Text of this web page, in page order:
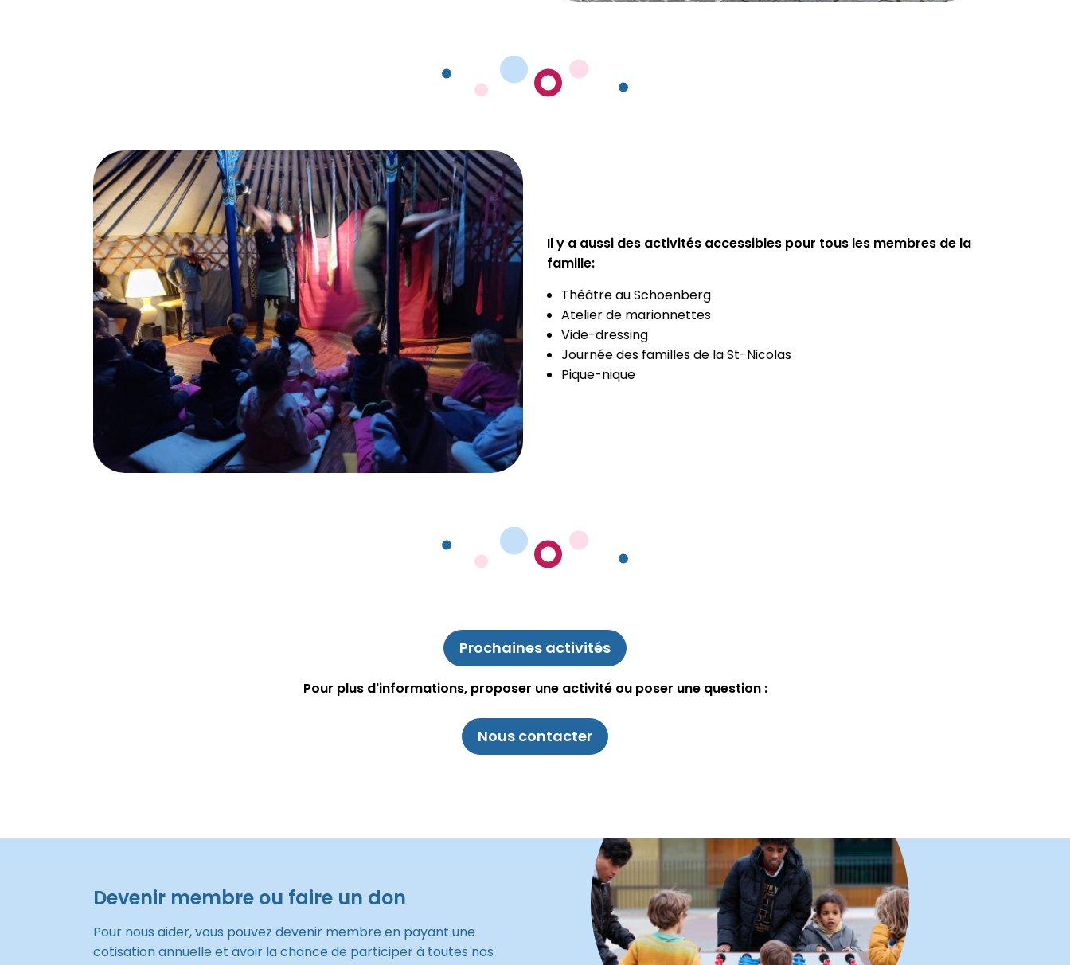
Il y a aussi des activités accessibles pour tous les membres de la
famille:
Théâtre au Schoenberg
Atelier de marionnettes
Vide-dressing
Journée des familles de la St-Nicolas
Pique-nique
Prochaines activités
Pour plus d'informations, proposer une activité ou poser une question :
Nous contacter
Devenir membre ou faire un don
Pour nous aider, vous pouvez devenir membre en payant une
cotisation annuelle et avoir la chance de participer à toutes nos